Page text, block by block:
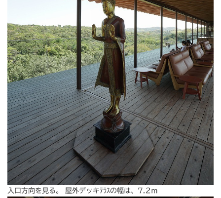
入口方向を見る。 屋外デッキﾃﾗｽの幅は、7.2ｍ